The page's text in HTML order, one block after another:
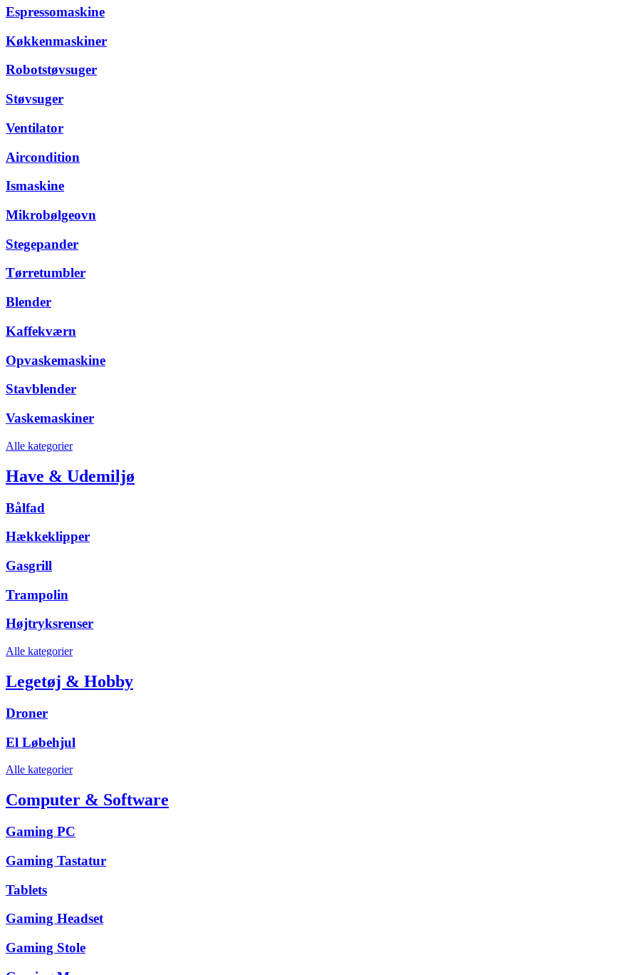
Espressomaskine
Køkkenmaskiner
Robotstøvsuger
Støvsuger
Ventilator
Aircondition
Ismaskine
Mikrobølgeovn
Stegepander
Tørretumbler
Blender
Kaffekværn
Opvaskemaskine
Stavblender
Vaskemaskiner
Alle kategorier
Have & Udemiljø
Bålfad
Hækkeklipper
Gasgrill
Trampolin
Højtryksrenser
Alle kategorier
Legetøj & Hobby
Droner
El Løbehjul
Alle kategorier
Computer & Software
Gaming PC
Gaming Tastatur
Tablets
Gaming Headset
Gaming Stole